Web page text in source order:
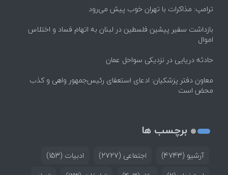
ترامپ: مذاکرات با تهران خوب پیش می‌رود
بازداشت سفیر پیشین فلسطین در لبنان به اتهام فساد و اختلاس
اموال
حادثه دریایی در نزدیکی سواحل عمان
معاون دفتر پزشکیان: ادعای استعفای رئیس‌جمهور واهی و کذب
محض است
برچسب ها
آرشیو (4743) اجتماعی (2727) ادبیات (153)